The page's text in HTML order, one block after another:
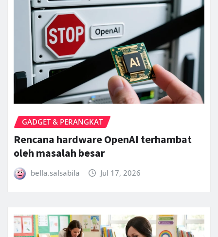
GADGET & PERANGKAT
Rencana hardware OpenAI terhambat
oleh masalah besar
bella.salsabila Jul 17, 2026